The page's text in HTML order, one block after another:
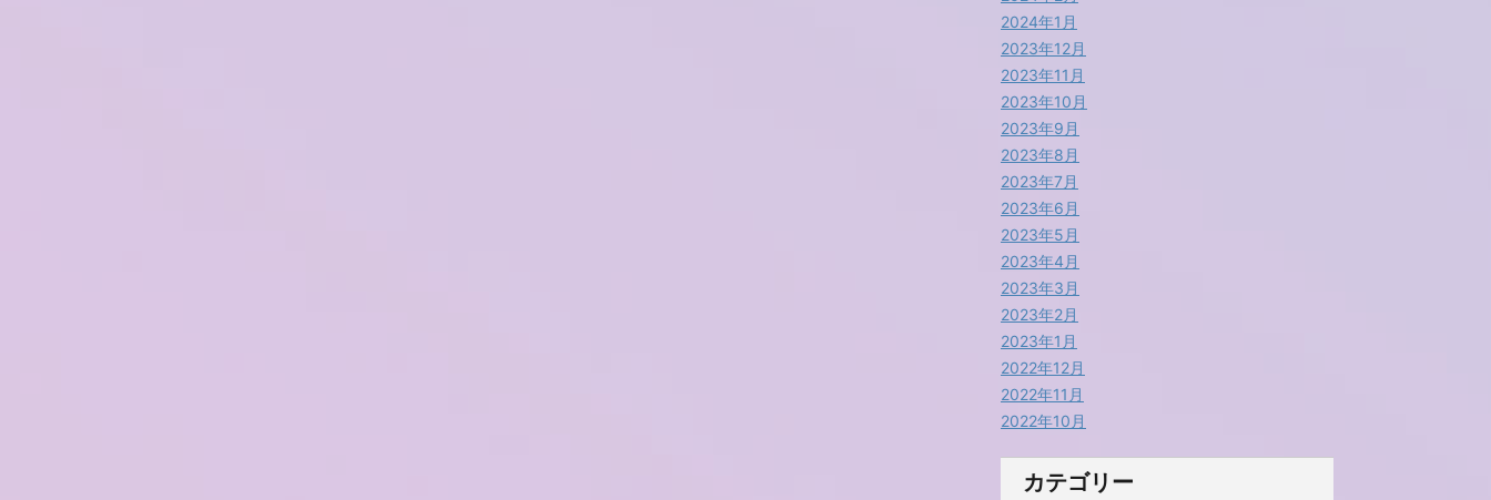
2024年1月
2023年12月
2023年11月
2023年10月
2023年9月
2023年8月
2023年7月
2023年6月
2023年5月
2023年4月
2023年3月
2023年2月
2023年1月
2022年12月
2022年11月
2022年10月
カテゴリー